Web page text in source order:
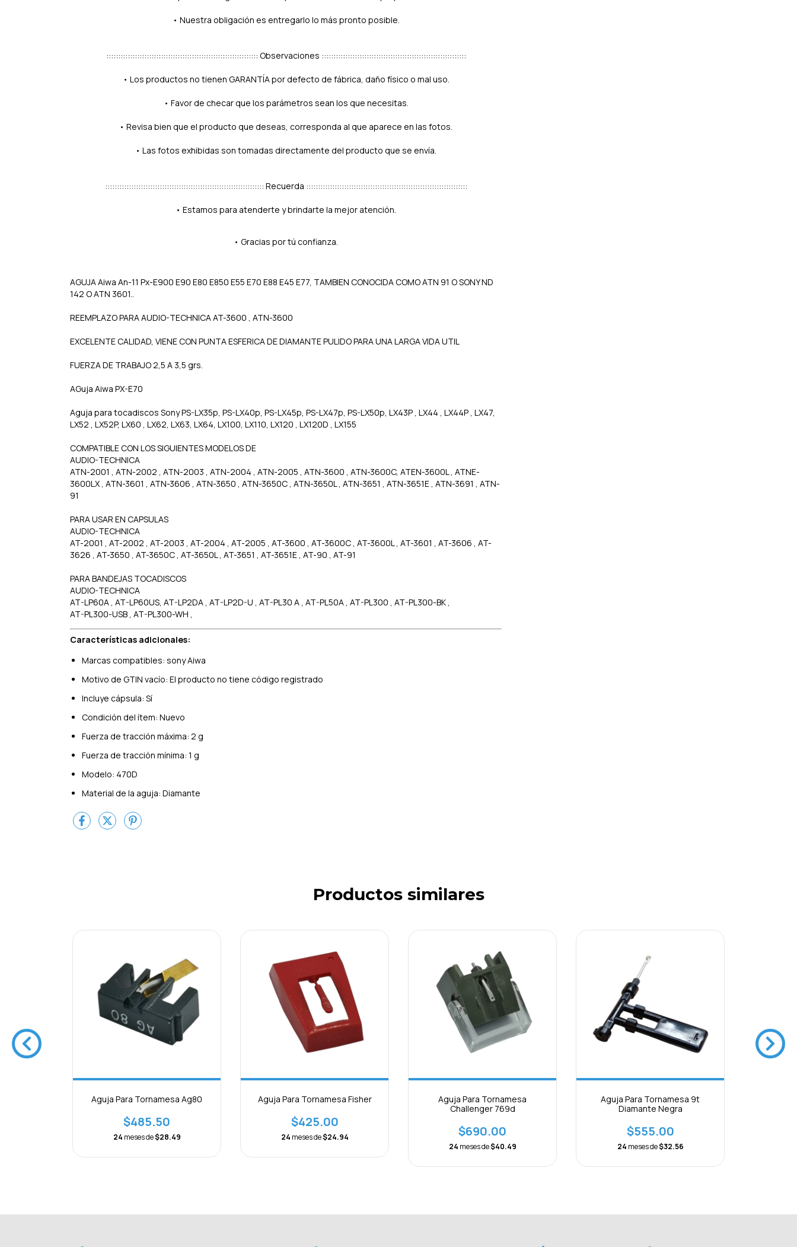
• Nuestra obligación es entregarlo lo más pronto posible.
:::::::::::::::::::::::::::::::::::::::::::::::::::::::::::::::: Observaciones :::::::::::::::::::::::::::::::::::::::::::::::::::::::::::::
• Los productos no tienen GARANTÍA por defecto de fábrica, daño físico o mal uso.
• Favor de checar que los parámetros sean los que necesitas.
• Revisa bien que el producto que deseas, corresponda al que aparece en las fotos.
• Las fotos exhibidas son tomadas directamente del producto que se envía.
::::::::::::::::::::::::::::::::::::::::::::::::::::::::::::::::::: Recuerda ::::::::::::::::::::::::::::::::::::::::::::::::::::::::::::::::::::
• Estamos para atenderte y brindarte la mejor atención.
• Gracias por tú confianza.
AGUJA Aiwa An-11 Px-E900 E90 E80 E850 E55 E70 E88 E45 E77, TAMBIEN CONOCIDA COMO ATN 91 O SONY ND
142 O ATN 3601..
REEMPLAZO PARA AUDIO-TECHNICA AT-3600 , ATN-3600
EXCELENTE CALIDAD, VIENE CON PUNTA ESFERICA DE DIAMANTE PULIDO PARA UNA LARGA VIDA UTIL
FUERZA DE TRABAJO 2,5 A 3,5 grs.
AGuja Aiwa PX-E70
Aguja para tocadiscos Sony PS-LX35p, PS-LX40p, PS-LX45p, PS-LX47p, PS-LX50p, LX43P , LX44 , LX44P , LX47,
LX52 , LX52P, LX60 , LX62, LX63, LX64, LX100, LX110, LX120 , LX120D , LX155
COMPATIBLE CON LOS SIGUIENTES MODELOS DE
AUDIO-TECHNICA
ATN-2001 , ATN-2002 , ATN-2003 , ATN-2004 , ATN-2005 , ATN-3600 , ATN-3600C, ATEN-3600L , ATNE-
3600LX , ATN-3601 , ATN-3606 , ATN-3650 , ATN-3650C , ATN-3650L , ATN-3651 , ATN-3651E , ATN-3691 , ATN-
91
PARA USAR EN CAPSULAS
AUDIO-TECHNICA
AT-2001 , AT-2002 , AT-2003 , AT-2004 , AT-2005 , AT-3600 , AT-3600C , AT-3600L , AT-3601 , AT-3606 , AT-
3626 , AT-3650 , AT-3650C , AT-3650L , AT-3651 , AT-3651E , AT-90 , AT-91
PARA BANDEJAS TOCADISCOS
AUDIO-TECHNICA
AT-LP60A , AT-LP60US, AT-LP2DA , AT-LP2D-U , AT-PL30 A , AT-PL50A , AT-PL300 , AT-PL300-BK ,
AT-PL300-USB , AT-PL300-WH ,
Características adicionales:
Marcas compatibles: sony Aiwa
Motivo de GTIN vacío: El producto no tiene código registrado
Incluye cápsula: Sí
Condición del ítem: Nuevo
Fuerza de tracción máxima: 2 g
Fuerza de tracción mínima: 1 g
Modelo: 470D
Material de la aguja: Diamante
Productos similares
Aguja Para Tornamesa Ag80
$485.50
24 meses de$28.49
Aguja Para Tornamesa Fisher
$425.00
24 meses de$24.94
Aguja Para Tornamesa
Challenger 769d
$690.00
24 meses de$40.49
Aguja Para Tornamesa 9t
Diamante Negra
$555.00
24 meses de$32.56